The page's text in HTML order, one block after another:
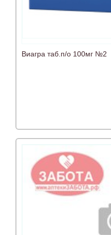
Виагра таб.п/о 100мг №2